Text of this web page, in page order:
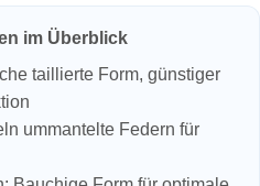
im Überblick
taillierte Form, günstiger
ummantelte Federn für